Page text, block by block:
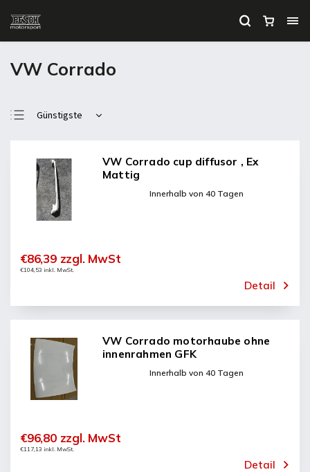
VW Corrado
Günstigste
Meistverkauft
Alphabetisch
VW Corrado cup diffusor , Ex
Mattig
Innerhalb von 40 Tagen
€104,53 inkl. MwSt.
€86,39 zzgl. MwSt
Detail
VW Corrado motorhaube ohne
innenrahmen GFK
Innerhalb von 40 Tagen
€117,13 inkl. MwSt.
€96,80 zzgl. MwSt
Detail